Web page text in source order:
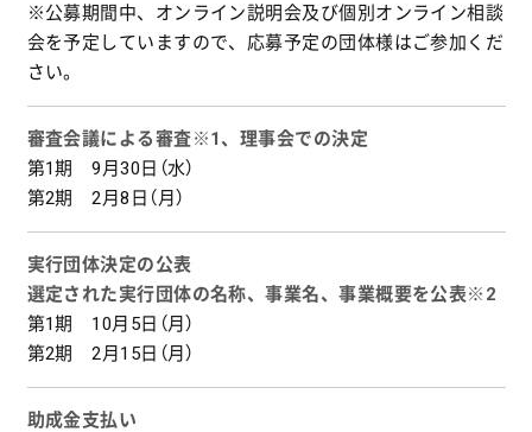
※公募期間中、オンライン説明会及び個別オンライン相談
会を予定していますので、応募予定の団体様はご参加くだ
さい。
審査会議による審査※1、理事会での決定
第1期 9月30日（水）
第2期 2月8日（月）
実行団体決定の公表
選定された実行団体の名称、事業名、事業概要を公表※2
第1期 10月5日（月）
第2期 2月15日（月）
助成金支払い